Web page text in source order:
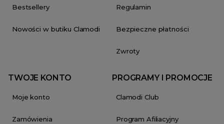
Bestsellery
Nowości w butiku Clamodi
Regulamin
Bezpieczne płatności
Zwroty
TWOJE KONTO
Moje konto
Zamówienia
PROGRAMY I PROMOCJE
Clamodi Club
Program Afiliacyjny